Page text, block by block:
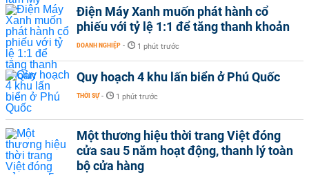
Điện Máy Xanh muốn phát hành cổ
phiếu với tỷ lệ 1:1 để tăng thanh khoản
DOANH NGHIỆP - 1 phút trước
Quy hoạch 4 khu lấn biển ở Phú Quốc
THỜI SỰ - 1 phút trước
Một thương hiệu thời trang Việt đóng
cửa sau 5 năm hoạt động, thanh lý toàn
bộ cửa hàng